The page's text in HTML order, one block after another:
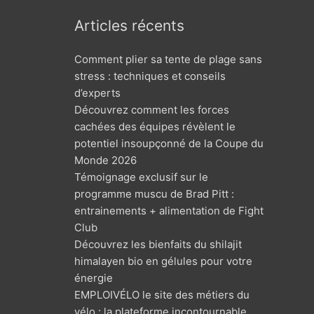
Articles récents
Comment plier sa tente de plage sans
stress : techniques et conseils
d’experts
Découvrez comment les forces
cachées des équipes révèlent le
potentiel insoupçonné de la Coupe du
Monde 2026
Témoignage exclusif sur le
programme muscu de Brad Pitt :
entrainements + alimentation de Fight
Club
Découvrez les bienfaits du shilajit
himalayen bio en gélules pour votre
énergie
EMPLOIVÉLO le site des métiers du